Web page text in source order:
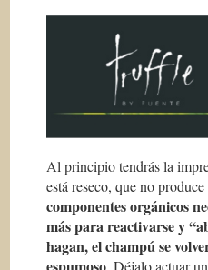
Al principio tendrás la
está reseco, que no
componentes orgánicos
más para reactivarse y
hagan, el champú se
. Déjalo actuar